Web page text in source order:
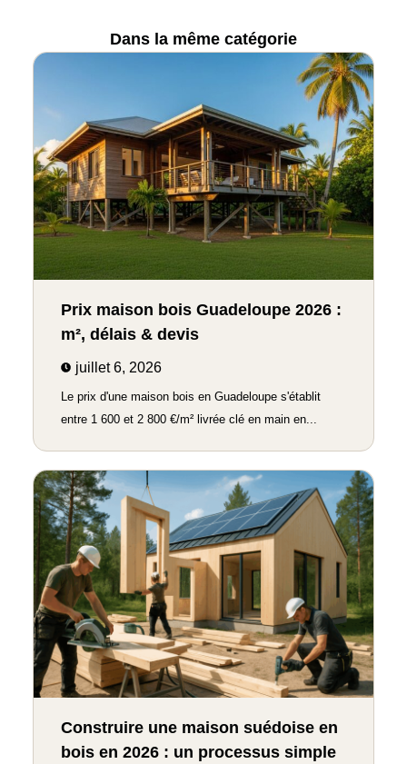
Dans la même catégorie
Prix maison bois Guadeloupe 2026 :
m², délais & devis
juillet 6, 2026
Le prix d'une maison bois en Guadeloupe s'établit
entre 1 600 et 2 800 €/m² livrée clé en main en...
Construire une maison suédoise en
bois en 2026 : un processus simple